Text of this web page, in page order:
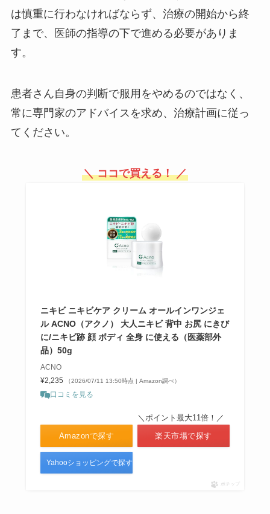
し方は？
は慎重に行わなければならず、治療の開始から終
了まで、医師の指導の下で進める必要がありま
す。
患者さん自身の判断で服用をやめるのではなく、
常に専門家のアドバイスを求め、治療計画に従っ
てください。
＼ ココで買える！ ／
ニキビ ニキビケア クリーム オールインワンジェ
ル ACNO（アクノ） 大人ニキビ 背中 お尻 にきび
に/ニキビ跡 顔 ボディ 全身 に使える（医薬部外
品）50g
ACNO
¥2,235
（2026/07/11 13:50時点 | Amazon調べ）
口コミを見る
Amazonで探す
＼ポイント最大11倍！／
楽天市場で探す
Yahooショッピングで探す
ポチップ